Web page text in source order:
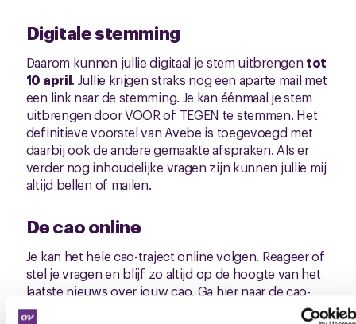
Digitale stemming
Daarom kunnen jullie digitaal je stem uitbrengen tot
10 april. Jullie krijgen straks nog een aparte mail met
een link naar de stemming. Je kan éénmaal je stem
uitbrengen door VOOR of TEGEN te stemmen. Het
definitieve voorstel van Avebe is toegevoegd met
daarbij ook de andere gemaakte afspraken. Als er
verder nog inhoudelijke vragen zijn kunnen jullie mij
altijd bellen of mailen.
De cao online
Je kan het hele cao-traject online volgen. Reageer of
stel je vragen en blijf zo altijd op de hoogte van het
laatste nieuws over jouw cao. Ga hier naar de cao-
pagina